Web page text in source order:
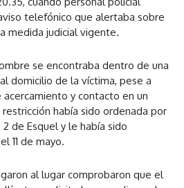
telefónico que alertaba sobre
medida judicial vigente.
se encontraba dentro de una
domicilio de la víctima, pese a
y contacto en un
había sido ordenada por
2 de Esquel y le había sido
11 de mayo.
al lugar comprobaron que el